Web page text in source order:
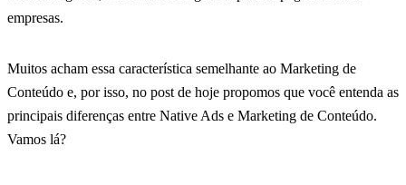
empresas.
Muitos acham essa característica semelhante ao Marketing de
Conteúdo e, por isso, no post de hoje propomos que você entenda as
principais diferenças entre Native Ads e Marketing de Conteúdo.
Vamos lá?